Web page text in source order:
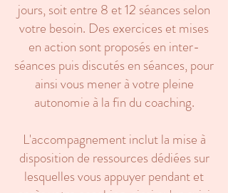
jours, soit entre 8 et 12 séances selon
votre besoin. Des exercices et mises
en action sont proposés en inter-
séances puis discutés en séances, pour
ainsi vous mener à votre pleine
autonomie à la fin du coaching.
L'accompagnement inclut la mise à
disposition de ressources dédiées sur
lesquelles vous appuyer pendant et